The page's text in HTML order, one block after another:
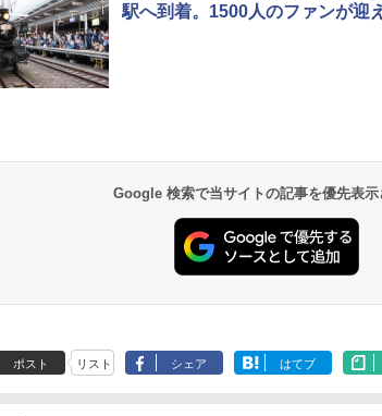
10,450円～
19,541円～
7,950円～
5,758円～
駅へ到着。1500人のファンが迎
Google 検索で当サイトの記事を優先表示
ポスト リスト シェア はてブ